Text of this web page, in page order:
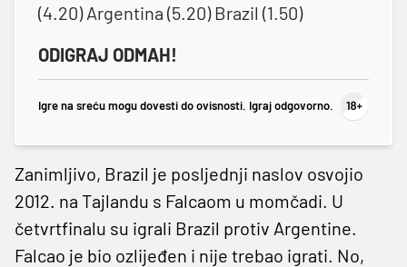
(4.20) Argentina (5.20) Brazil (1.50)
ODIGRAJ ODMAH!
Igre na sreću mogu dovesti do ovisnosti. Igraj odgovorno.
Zanimljivo, Brazil je posljednji naslov osvojio
2012. na Tajlandu s Falcaom u momčadi. U
četvrtfinalu su igrali Brazil protiv Argentine.
Falcao je bio ozlijeđen i nije trebao igrati. No,